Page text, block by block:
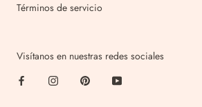
Términos de servicio
Visítanos en nuestras redes sociales